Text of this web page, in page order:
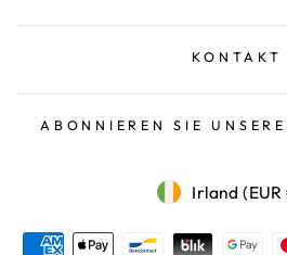
KONTAKT
ABONNIEREN SIE
Irland (EUR